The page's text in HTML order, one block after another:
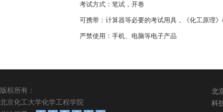
考试方式：笔试，开卷
可携带：计算器等必要的考试用具，《化工原理
严禁使用：手机、电脑等电子产品
版权所有：
北京化工大学化学工程学院
北
科